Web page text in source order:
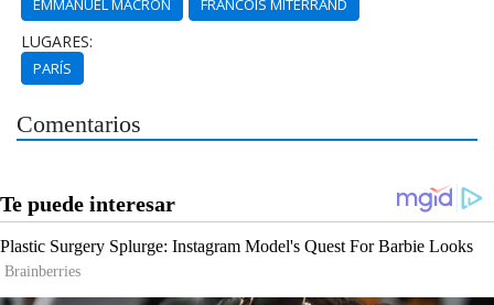
EMMANUEL MACRON FRANCOIS MITERRAND
LUGARES:
PARÍS
Comentarios